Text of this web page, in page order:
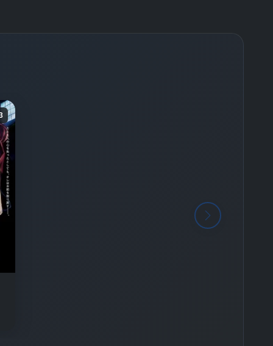
Bölüm No:
Bölüm No:
Bölüm No:
Bölüm No:
Bölüm No: